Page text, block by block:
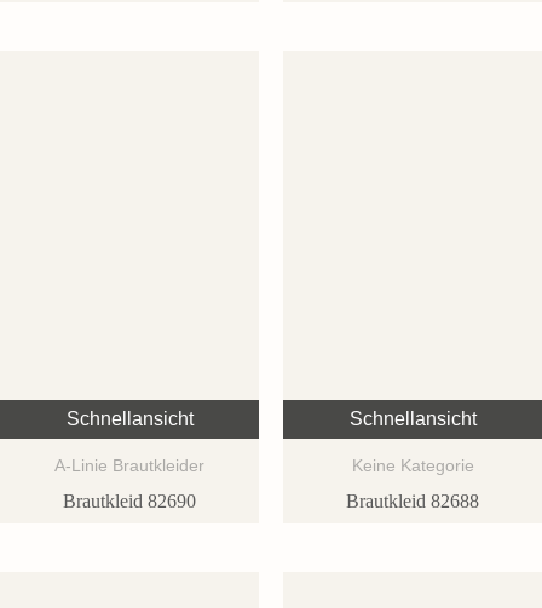
Schnellansicht
A-Linie Brautkleider
Brautkleid 82690
Schnellansicht
Keine Kategorie
Brautkleid 82688